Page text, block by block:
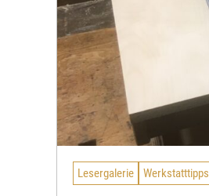
Lesergalerie Werkstatttipps